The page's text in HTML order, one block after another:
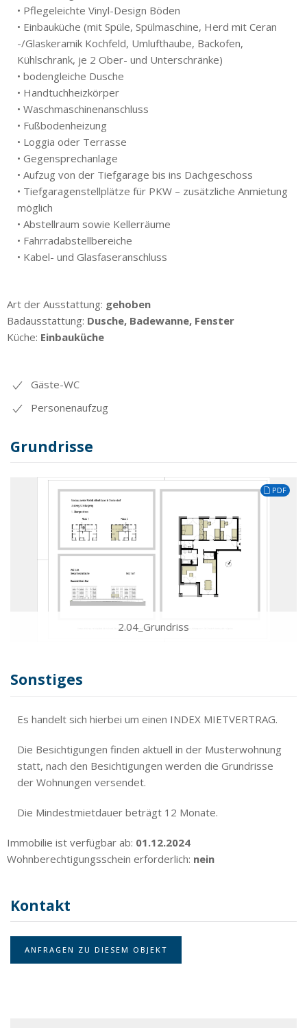
• Pflegeleichte Vinyl-Design Böden
• Einbauküche (mit Spüle, Spülmaschine, Herd mit Ceran
-/Glaskeramik Kochfeld, Umlufthaube, Backofen,
Kühlschrank, je 2 Ober- und Unterschränke)
• bodengleiche Dusche
• Handtuchheizkörper
• Waschmaschinenanschluss
• Fußbodenheizung
• Loggia oder Terrasse
• Gegensprechanlage
• Aufzug von der Tiefgarage bis ins Dachgeschoss
• Tiefgaragenstellplätze für PKW – zusätzliche Anmietung
möglich
• Abstellraum sowie Kellerräume
• Fahrradabstellbereiche
• Kabel- und Glasfaseranschluss
Art der Ausstattung: gehoben
Badausstattung: Dusche, Badewanne, Fenster
Küche: Einbauküche
Gäste-WC
Personenaufzug
Grundrisse
2.04_Grundriss
PDF
Sonstiges
Es handelt sich hierbei um einen INDEX MIETVERTRAG.
Die Besichtigungen finden aktuell in der Musterwohnung
statt, nach den Besichtigungen werden die Grundrisse
der Wohnungen versendet.
Die Mindestmietdauer beträgt 12 Monate.
Immobilie ist verfügbar ab: 01.12.2024
Wohnberechtigungsschein erforderlich: nein
Kontakt
ANFRAGEN ZU DIESEM OBJEKT